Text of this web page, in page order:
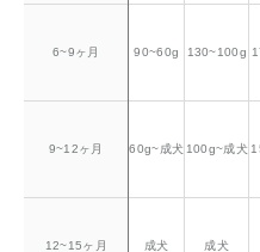
6~9ヶ月 90~60g 130~100g
9~12ヶ月 60g~成犬 100g~成犬
12~15ヶ月 成犬 成犬